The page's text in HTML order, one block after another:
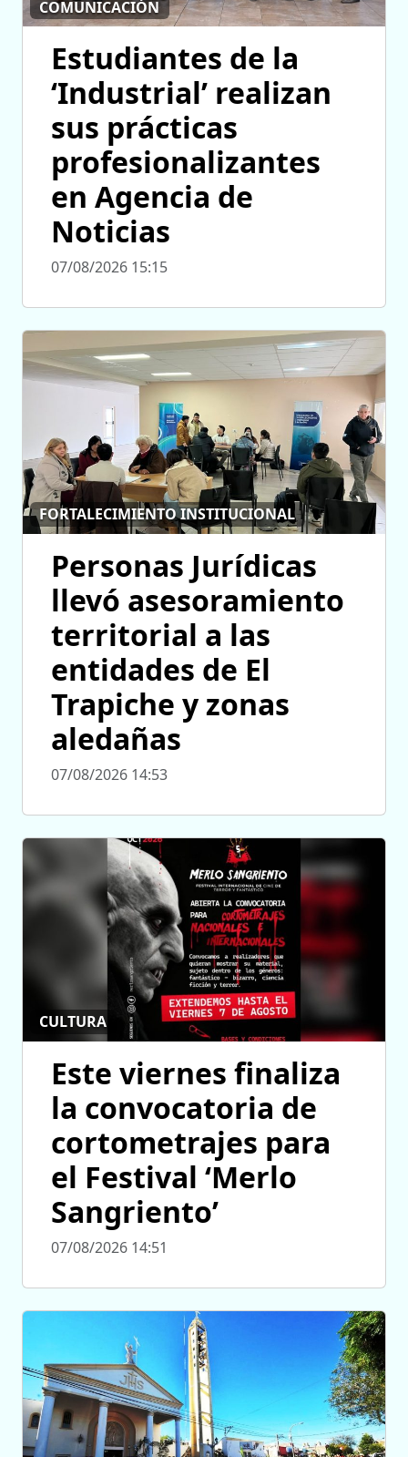
COMUNICACIÓN
Estudiantes de la
‘Industrial’ realizan
sus prácticas
profesionalizantes
en Agencia de
Noticias
07/08/2026 15:15
FORTALECIMIENTO INSTITUCIONAL
Personas Jurídicas
llevó asesoramiento
territorial a las
entidades de El
Trapiche y zonas
aledañas
07/08/2026 14:53
CULTURA
Este viernes finaliza
la convocatoria de
cortometrajes para
el Festival ‘Merlo
Sangriento’
07/08/2026 14:51